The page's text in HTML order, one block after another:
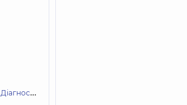
Діагностика